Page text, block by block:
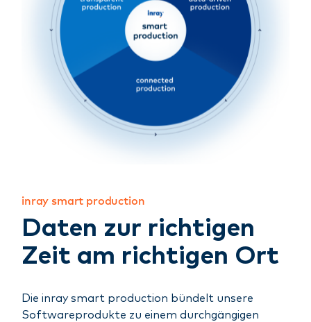
inray smart production
Daten zur richtigen
Zeit am richtigen Ort
Die inray smart production bündelt unsere
Softwareprodukte zu einem durchgängigen